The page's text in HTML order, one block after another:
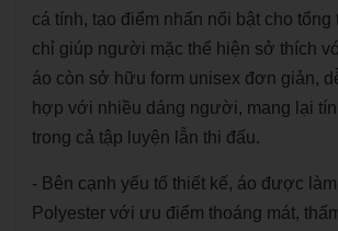
cá tính, tạo điểm nhấn nổi bật cho tổng
chỉ giúp người mặc thể hiện sở thích
áo còn sở hữu form unisex đơn giản,
hợp với nhiều dáng người, mang lại
trong cả tập luyện lẫn thi đấu.
- Bên cạnh yếu tố thiết kế, áo được
Polyester với ưu điểm thoáng mát,